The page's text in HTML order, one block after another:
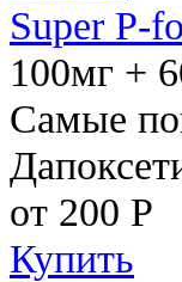
Super P-
100мг +
Самые
от 200 Р
Купить